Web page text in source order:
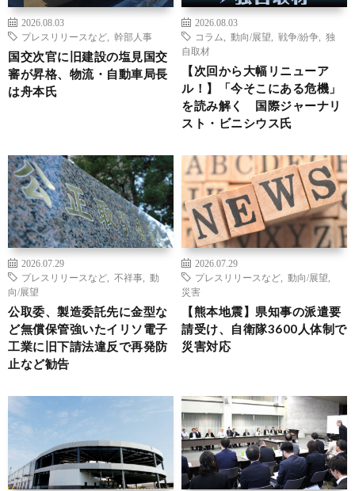
2026.08.03
プレスリリースなど
幹部人事
国交次官に旧建設の塩見国交
審が昇格、物流・自動車局長
は舟本氏
2026.08.03
コラム
動向/展望 戦争/紛争
独
自取材
【次回から大幅リニューア
ル！】「今そこにある危機」
を読み解く 国際ジャーナリ
スト・ビニシウス氏
2026.07.29
プレスリリースなど
不祥事
動
向/展望
公取委、製造委託先に金型な
ど無償保管強いたイリソ電子
工業に旧下請法違反で再発防
止など勧告
2026.07.29
プレスリリースなど
動向/展望
災害
【熊本地震】県知事の派遣要
請受け、自衛隊3600人体制で
災害対応